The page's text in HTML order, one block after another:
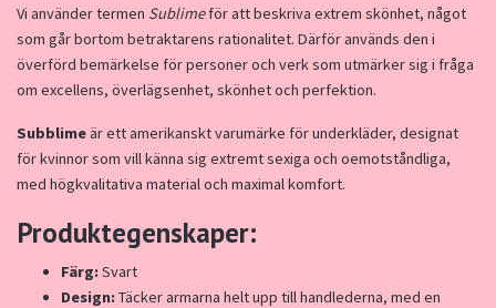
Vi använder termen Sublimeför att beskriva extrem skönhet, något
som går bortom betraktarens rationalitet. Därför används den i
överförd bemärkelse för personer och verk som utmärker sig i fråga
om excellens, överlägsenhet, skönhet och perfektion.
Subblimeär ett amerikanskt varumärke för underkläder, designat
för kvinnor som vill känna sig extremt sexiga och oemotståndliga,
med högkvalitativa material och maximal komfort.
Produktegenskaper:
Färg:Svart
Design:Täcker armarna helt upp till handlederna, med en